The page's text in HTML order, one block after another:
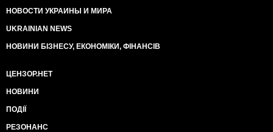
НОВОСТИ УКРАИНЫ И МИРА
UKRAINIAN NEWS
НОВИНИ БІЗНЕСУ, ЕКОНОМІКИ, ФІНАНСІВ
ЦЕНЗОР.НЕТ
НОВИНИ
ПОДІЇ
РЕЗОНАНС